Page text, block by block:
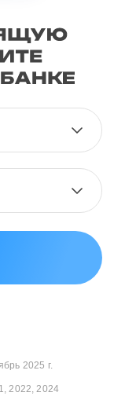
2025 г.
2022, 2024